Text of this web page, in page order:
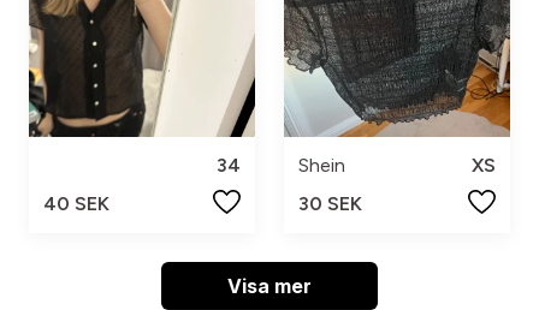
34
40 SEK
Shein
XS
30 SEK
Visa mer